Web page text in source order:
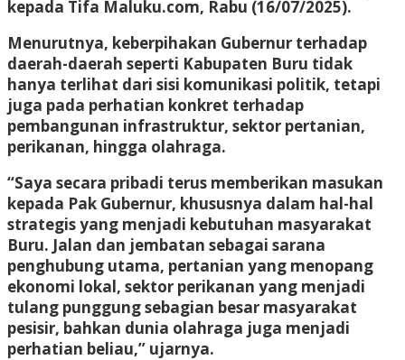
kepada Tifa Maluku.com, Rabu (16/07/2025).
Menurutnya, keberpihakan Gubernur terhadap
daerah-daerah seperti Kabupaten Buru tidak
hanya terlihat dari sisi komunikasi politik, tetapi
juga pada perhatian konkret terhadap
pembangunan infrastruktur, sektor pertanian,
perikanan, hingga olahraga.
“Saya secara pribadi terus memberikan masukan
kepada Pak Gubernur, khususnya dalam hal-hal
strategis yang menjadi kebutuhan masyarakat
Buru. Jalan dan jembatan sebagai sarana
penghubung utama, pertanian yang menopang
ekonomi lokal, sektor perikanan yang menjadi
tulang punggung sebagian besar masyarakat
pesisir, bahkan dunia olahraga juga menjadi
perhatian beliau,” ujarnya.